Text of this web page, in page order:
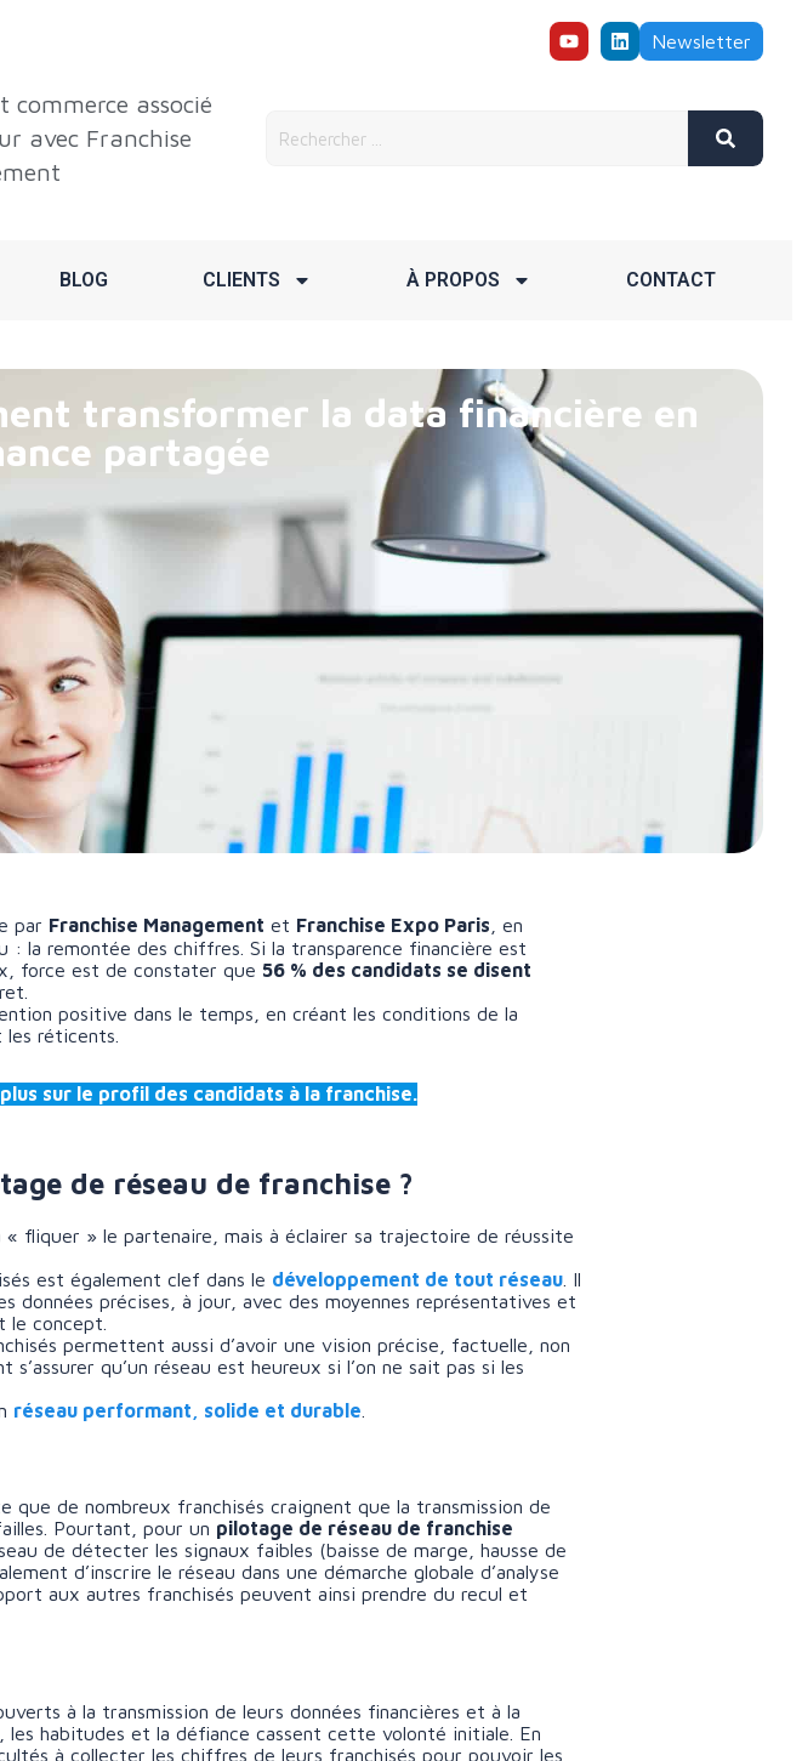
Newsletter
commerce associé
avec Franchise
BLOG CLIENTS À PROPOS CONTACT
transformer la data financière en
partagée
par Franchise Management et Franchise Expo Paris , en
la remontée des chiffres. Si la transparence financière est
force est de constater que 56 % des candidats se disent
positive dans le temps, en créant les conditions de la
réticents.
sur le profil des candidats à la franchise.
de réseau de franchise ?
fliquer » le partenaire, mais à éclairer sa trajectoire de réussite
est également clef dans le développement de tout réseau . Il
précises, à jour, avec des moyennes représentatives et
le concept.
permettent aussi d’avoir une vision précise, factuelle, non
qu’un réseau est heureux si l’on ne sait pas si les
réseau performant, solide et durable
de nombreux franchisés craignent que la transmission de
Pourtant, pour un pilotage de réseau de franchise
de détecter les signaux faibles (baisse de marge, hausse de
d’inscrire le réseau dans une démarche globale d’analyse
aux autres franchisés peuvent ainsi prendre du recul et
à la transmission de leurs données financières et à la
habitudes et la défiance cassent cette volonté initiale. En
à collecter les chiffres de leurs franchisés pour pouvoir les